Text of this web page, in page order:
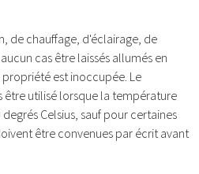
de chauffage, d'éclairage, de
cas être laissés allumés en
est inoccupée. Le
être utilisé lorsque la température
Celsius, sauf pour certaines
être convenues par écrit avant